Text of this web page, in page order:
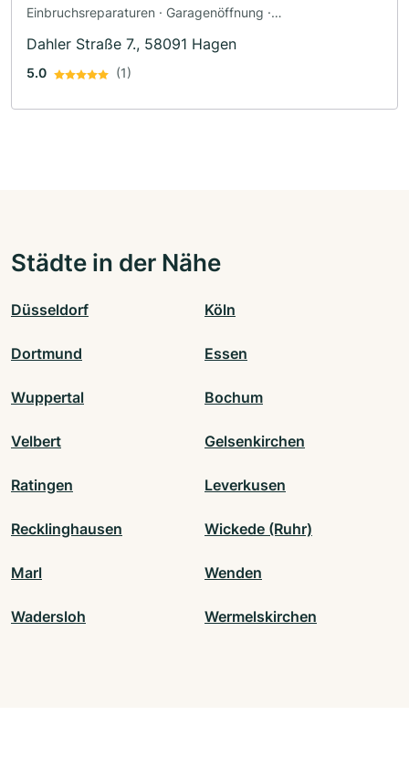
Einbruchsreparaturen · Garagenöffnung ·
Dahler Straße 7., 58091 Hagen
5.0 (1)
Städte in der Nähe
Düsseldorf Köln
Dortmund Essen
Wuppertal Bochum
Velbert Gelsenkirchen
Ratingen Leverkusen
Recklinghausen Wickede (Ruhr)
Marl Wenden
Wadersloh Wermelskirchen